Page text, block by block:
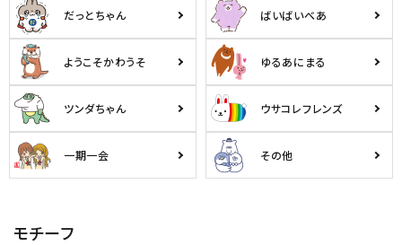
だっとちゃん ばいばいべあ
ようこそかわうそ ゆるあにまる
ツンダちゃん ウサコレフレンズ
一期一会 その他
モチーフ